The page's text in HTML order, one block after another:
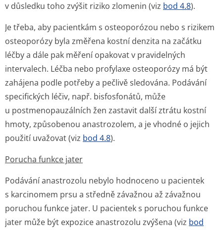
v důsledku toho zvýšit riziko zlomenin (viz bod 4.8).
Je třeba, aby pacientkám s osteoporózou nebo s rizikem
osteoporózy byla změřena kostní denzita na začátku
léčby a dále pak měření opakovat v pravidelných
intervalech. Léčba nebo profylaxe osteoporózy má být
zahájena podle potřeby a pečlivě sledována. Podávání
specifických léčiv, např. bisfosfonátů, může
u postmenopau­zálních žen zastavit další ztrátu kostní
hmoty, způsobenou anastrozolem, a je vhodné o jejich
použití uvažovat (viz bod 4.8).
Porucha funkce jater
Podávání anastrozolu nebylo hodnoceno u pacientek
s karcinomem prsu a středně závažnou až závažnou
poruchou funkce jater. U pacientek s poruchou funkce
jater může být expozice anastrozolu zvýšena (viz bod